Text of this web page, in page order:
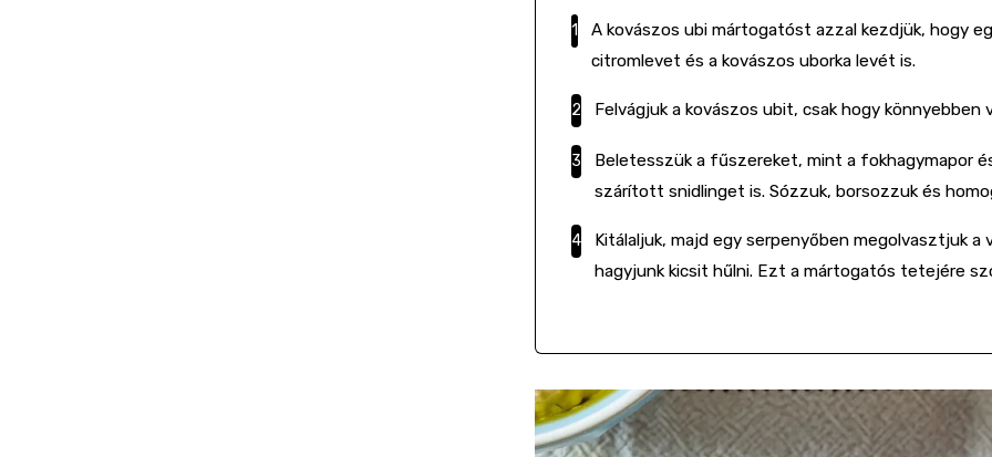
A kovászos ubi mártogatóst azzal kezdjük, hogy
citromlevet és a kovászos uborka levét is.
Felvágjuk a kovászos ubit, csak hogy
Beletesszük a fűszereket, mint a fokhagymapor
szárított snidlinget is. Sózzuk, borsozzuk és
Kitálaljuk, majd egy serpenyőben megolvasztjuk
hagyjunk kicsit hűlni. Ezt a mártogatós tetejére